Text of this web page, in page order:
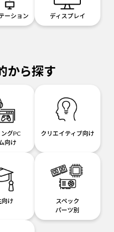
ーション ディスプレイ
から探す
グPC
向け
クリエイティブ向け
向け
スペック
パーツ別